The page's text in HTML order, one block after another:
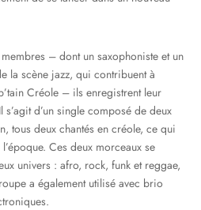
– dont un saxophoniste et un
la scène jazz, qui contribuent à
Créole – ils enregistrent leur
d’un single composé de deux
tous deux chantés en créole, ce qui
Ces deux morceaux se
univers : afro, rock, funk et reggae,
a également utilisé avec brio